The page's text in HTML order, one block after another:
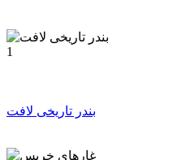
1
بندر تاریخی لافت